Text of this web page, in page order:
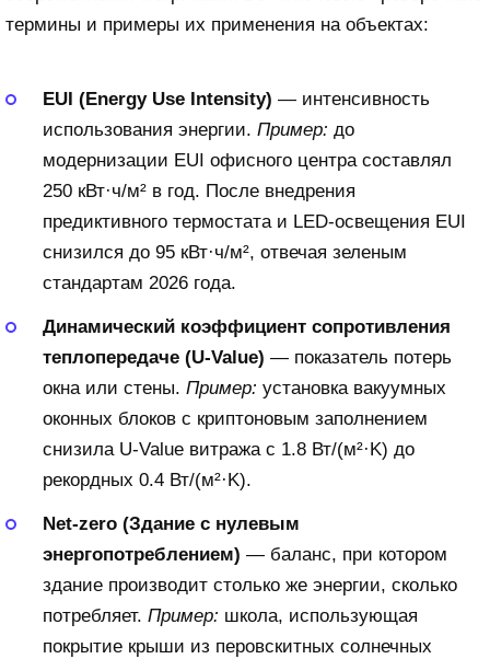
термины и примеры их применения на объектах:
EUI (Energy Use Intensity) — интенсивность
использования энергии. Пример: до
модернизации EUI офисного центра составлял
250 кВт·ч/м² в год. После внедрения
предиктивного термостата и LED-освещения EUI
снизился до 95 кВт·ч/м², отвечая зеленым
стандартам 2026 года.
Динамический коэффициент сопротивления
теплопередаче (U-Value) — показатель потерь
окна или стены. Пример: установка вакуумных
оконных блоков с криптоновым заполнением
снизила U-Value витража с 1.8 Вт/(м²·K) до
рекордных 0.4 Вт/(м²·K).
Net-zero (Здание с нулевым
энергопотреблением) — баланс, при котором
здание производит столько же энергии, сколько
потребляет. Пример: школа, использующая
покрытие крыши из перовскитных солнечных